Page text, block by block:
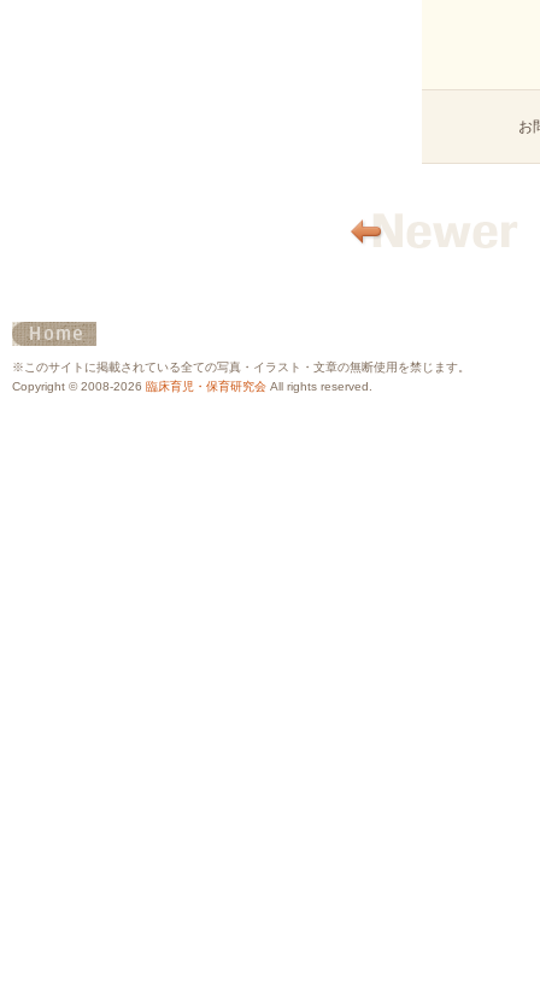
お
※このサイトに掲載されている全ての写真・イラスト・文章の無断使用を禁じます。
Copyright © 2008-2026 臨床育児・保育研究会 All rights reserved.